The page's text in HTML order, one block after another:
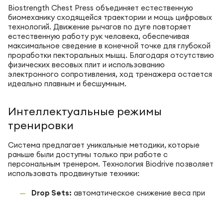
Biostrength Chest Press объединяет естественную
биомеханику сходящейся траектории и мощь цифровых
технологий. Движение рычагов по дуге повторяет
естественную работу рук человека, обеспечивая
максимальное сведение в конечной точке для глубокой
проработки пекторальных мышц. Благодаря отсутствию
физических весовых плит и использованию
электронного сопротивления, ход тренажера остается
идеально плавным и бесшумным.
Интеллектуальные режимы
тренировки
Система предлагает уникальные методики, которые
раньше были доступны только при работе с
персональным тренером. Технология Biodrive позволяет
использовать продвинутые техники:
Drop Sets: автоматическое снижение веса при